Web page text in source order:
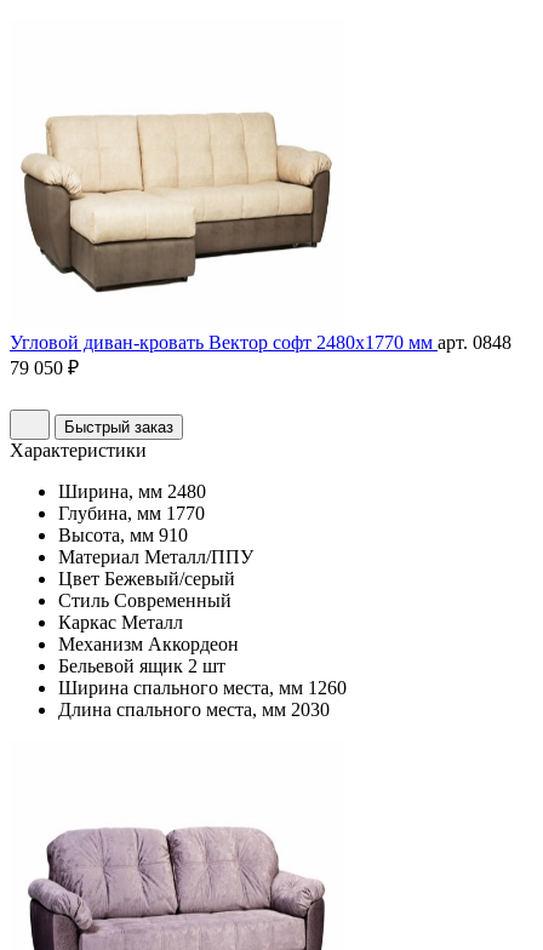
Угловой диван-кровать Вектор софт 2480х1770 мм арт. 0848
79 050 ₽
Быстрый заказ
Характеристики
Ширина, мм 2480
Глубина, мм 1770
Высота, мм 910
Материал Металл/ППУ
Цвет Бежевый/серый
Стиль Современный
Каркас Металл
Механизм Аккордеон
Бельевой ящик 2 шт
Ширина спального места, мм 1260
Длина спального места, мм 2030